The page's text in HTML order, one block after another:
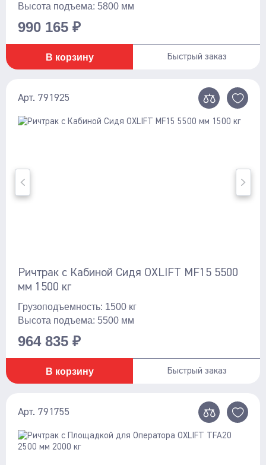
Высота подъема: 5800 мм
990 165 ₽
В корзину Быстрый заказ
Арт. 791925
Ричтрак с Кабиной Сидя OXLIFT MF15 5500
мм 1500 кг
Грузоподъемность: 1500 кг
Высота подъема: 5500 мм
964 835 ₽
В корзину Быстрый заказ
Арт. 791755